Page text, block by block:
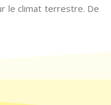
le climat terrestre. De